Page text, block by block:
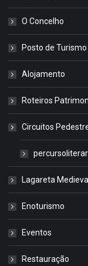
O Concelho
Posto de Turismo
Alojamento
Roteiros
Circuitos
Lagareta Medieval
Enoturismo
Eventos
Restauração